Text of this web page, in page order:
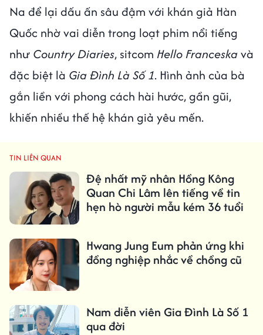
Na để lại dấu ấn sâu đậm với khán giả Hàn
Quốc nhờ vai diễn trong loạt phim nổi tiếng
như Country Diaries, sitcom Hello Franceskavà
đặc biệt là Gia Đình Là Số 1. Hình ảnh của bà
gắn liền với phong cách hài hước, gần gũi,
khiến nhiều thế hệ khán giả yêu mến.
TIN LIÊN QUAN
Đệ nhất mỹ nhân Hồng Kông
Quan Chi Lâm lên tiếng về tin
hẹn hò người mẫu kém 36 tuổi
Hwang Jung Eum phản ứng khi
đồng nghiệp nhắc về chồng cũ
Nam diễn viên Gia Đình Là Số 1
qua đời